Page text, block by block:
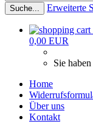
Suche... Erweiterte
0,00 EUR
Sie
Home
Über uns
Kontakt